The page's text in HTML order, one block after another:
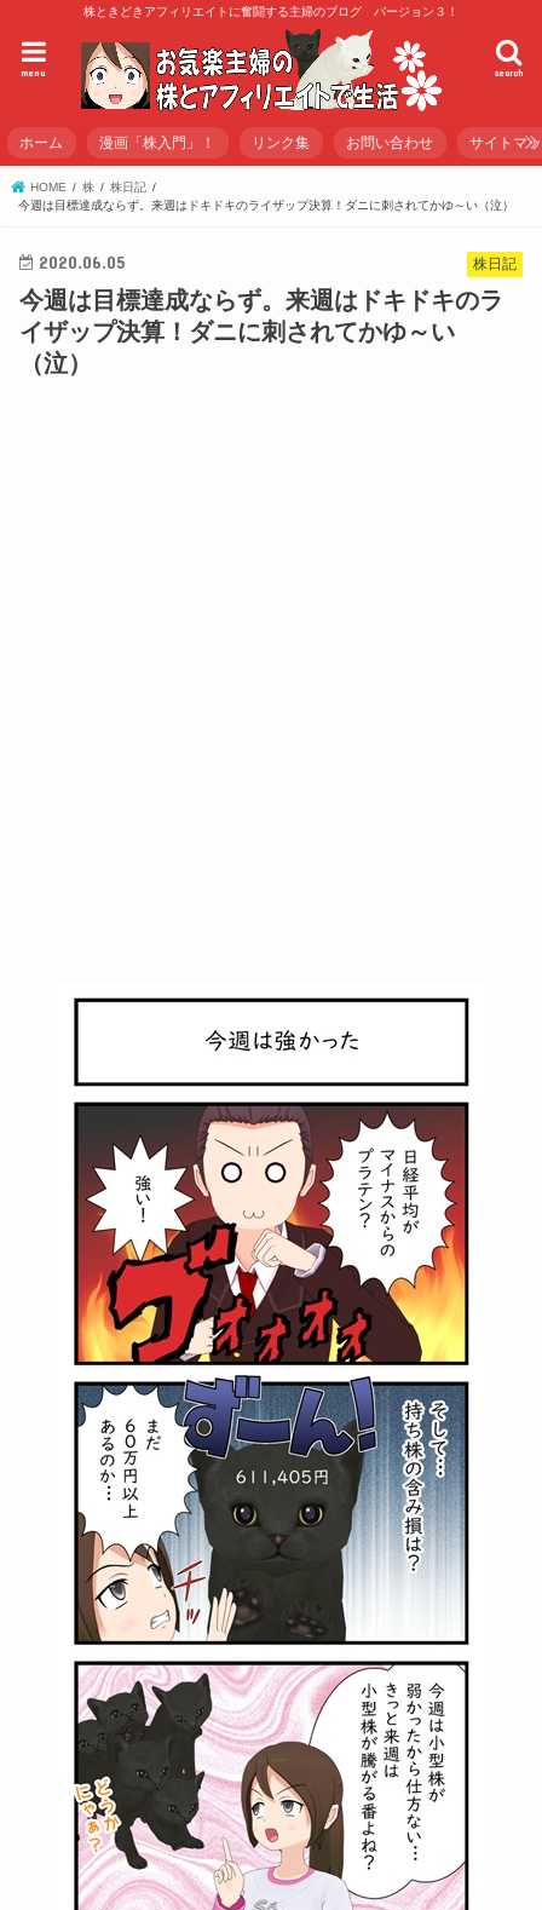
株ときどきアフィリエイトに奮闘する主婦のブログ バージョン３！
search
menu
ホーム 漫画「株入門」！ リンク集 お問い合わせ サイトマ
HOME 株
株日記
今週は目標達成ならず。来週はドキドキのライザップ決算！ダニに刺されてかゆ～い（泣）
株日記
2020.06.05
今週は目標達成ならず。来週はドキドキのラ
イザップ決算！ダニに刺されてかゆ～い
（泣）